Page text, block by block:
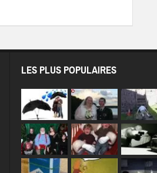
LES PLUS POPULAIRES